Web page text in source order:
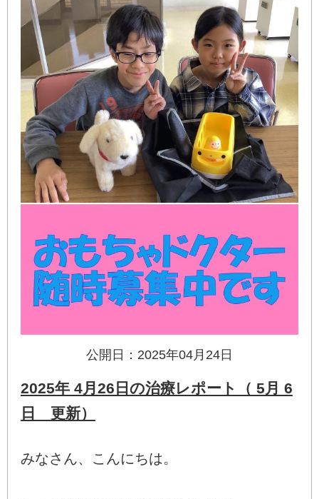
公開日：2025年04月24日
2025年 4月26日の治療レポート（ 5月 6
日 更新）
みなさん、こんにちは。